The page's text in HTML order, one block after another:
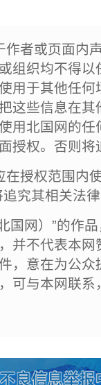
者或页面内
组织均不得
用于其他任
这些信息在
用北国网的
授权。否则将
授权范围内
究其相关法
国网）”的作
并不代表本
，意在为公
可与本网联